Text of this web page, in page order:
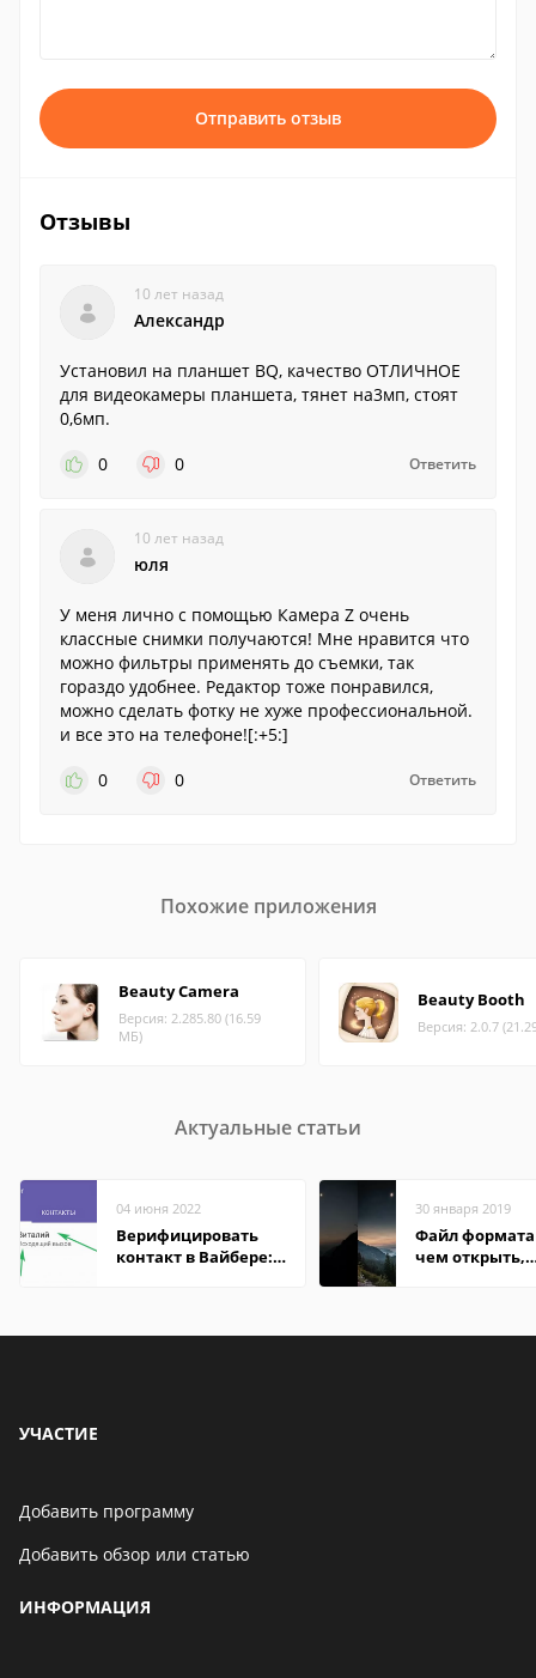
Отправить отзыв
Отзывы
10 лет назад
Александр
Установил на планшет BQ, качество ОТЛИЧНОЕ
для видеокамеры планшета, тянет на3мп, стоят
0,6мп.
0
0 Ответить
10 лет назад
юля
У меня лично с помощью Камера Z очень
классные снимки получаются! Мне нравится что
можно фильтры применять до съемки, так
гораздо удобнее. Редактор тоже понравился,
можно сделать фотку не хуже профессиональной.
и все это на телефоне![:+5:]
0
0 Ответить
Похожие приложения
Beauty Camera
Версия: 2.285.80 (16.59
МБ)
Beauty Booth
Версия: 2.0.7
Актуальные статьи
04 июня 2022
Верифицировать
контакт в Вайбере:
30 января 2019
Файл
чем открыть,
УЧАСТИЕ
Добавить программу
Добавить обзор или статью
ИНФОРМАЦИЯ